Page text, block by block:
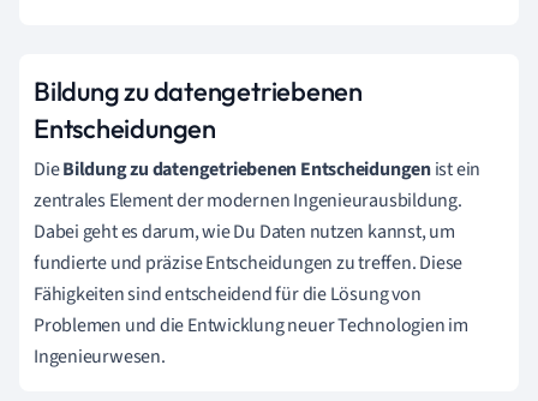
Bildung zu datengetriebenen
Entscheidungen
DieBildung zu datengetriebenen Entscheidungenist ein
zentrales Element der modernen Ingenieurausbildung.
Dabei geht es darum, wie Du Daten nutzen kannst, um
fundierte und präzise Entscheidungen zu treffen. Diese
Fähigkeiten sind entscheidend für die Lösung von
Problemen und die Entwicklung neuer Technologien im
Ingenieurwesen.